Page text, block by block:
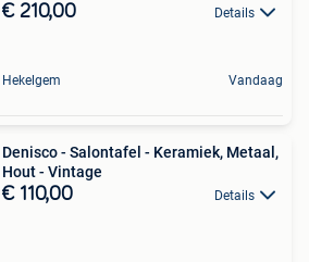
€ 210,00 Details
Hekelgem Vandaag
Denisco - Salontafel - Keramiek, Metaal,
Hout - Vintage
€ 110,00 Details